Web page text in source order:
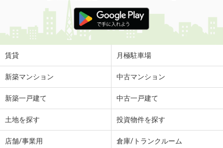
賃貸 月極駐車場
新築マンション 中古マンション
新築一戸建て 中古一戸建て
土地を探す 投資物件を探す
店舗/事業用 倉庫/トランクルーム